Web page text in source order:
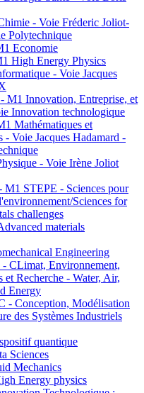
- Voie Fréderic Joliot-
Polytechnique
Economie
High Energy Physics
- Voie Jacques
M1 Innovation, Entreprise, et
Innovation technologique
Mathématiques et
- Voie Jacques Hadamard -
- Voie Irène Joliot
M1 STEPE - Sciences pour
Sciences for
challenges
materials
Engineering
CLimat, Environnement,
et Recherche - Water, Air,
Energy
- Conception, Modélisation
des Systèmes Industriels
quantique
Sciences
Mechanics
Energy physics